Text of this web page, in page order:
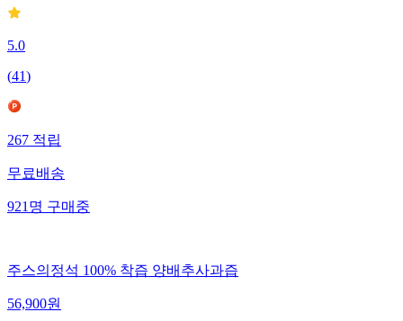
5.0
(41)
267적립
무료배송
921명구매중
주스의정석 100% 착즙 양배추사과즙
56,900원